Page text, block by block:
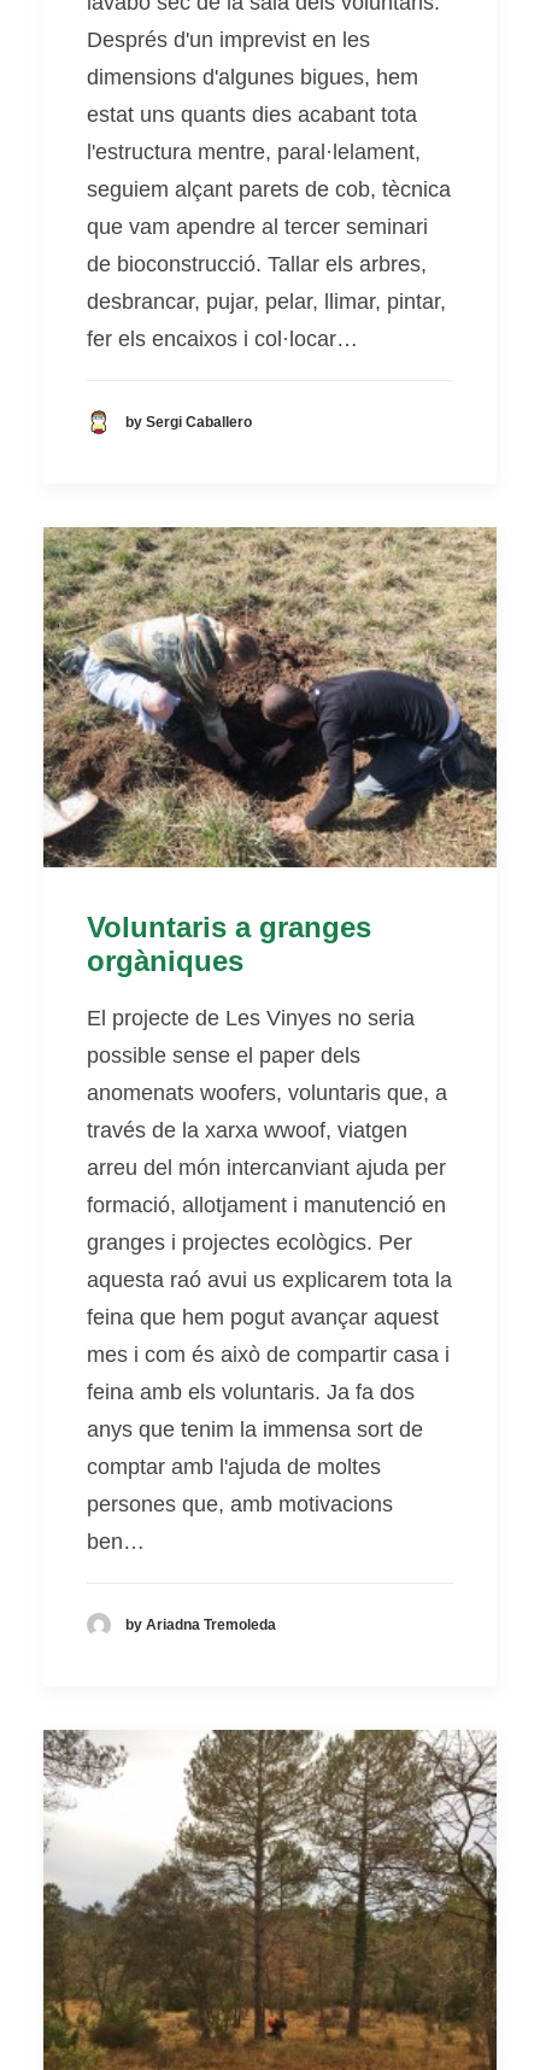
Després d'un imprevist en les
dimensions d'algunes bigues, hem
estat uns quants dies acabant tota
l'estructura mentre, paral·lelament,
seguiem alçant parets de cob, tècnica
que vam apendre al tercer seminari
de bioconstrucció. Tallar els arbres,
desbrancar, pujar, pelar, llimar, pintar,
fer els encaixos i col·locar…
by Sergi Caballero
Voluntaris a granges
orgàniques
El projecte de Les Vinyes no seria
possible sense el paper dels
anomenats woofers, voluntaris que, a
través de la xarxa wwoof, viatgen
arreu del món intercanviant ajuda per
formació, allotjament i manutenció en
granges i projectes ecològics. Per
aquesta raó avui us explicarem tota la
feina que hem pogut avançar aquest
mes i com és això de compartir casa i
feina amb els voluntaris. Ja fa dos
anys que tenim la immensa sort de
comptar amb l'ajuda de moltes
persones que, amb motivacions
ben…
by Ariadna Tremoleda